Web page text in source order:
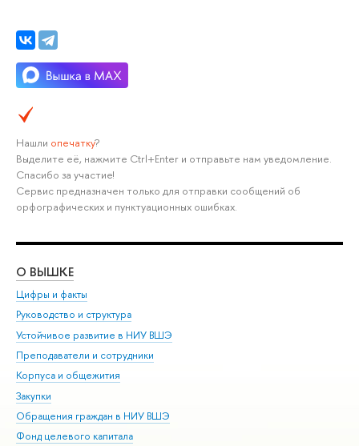
Нашли опечатку?
Выделите её, нажмите Ctrl+Enter и отправьте нам уведомление.
Спасибо за участие!
Сервис предназначен только для отправки сообщений об
орфографических и пунктуационных ошибках.
О ВЫШКЕ
Цифры и факты
Руководство и структура
Устойчивое развитие в НИУ ВШЭ
Преподаватели и сотрудники
Корпуса и общежития
Закупки
Обращения граждан в НИУ ВШЭ
Фонд целевого капитала